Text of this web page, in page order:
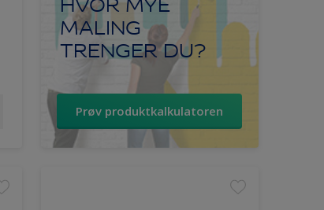
MALING
TRENGER DU?
Prøv produktkalkulatoren